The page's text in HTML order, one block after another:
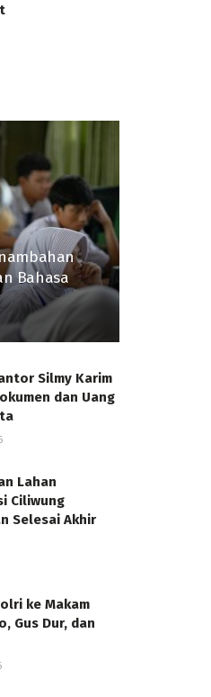
Bahasa
Silmy Karim
dan Uang
Lahan
Ciliwung
Selesai Akhir
ke Makam
Gus Dur, dan